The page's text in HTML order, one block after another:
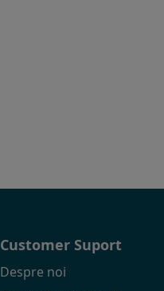
Customer Suport
Despre noi